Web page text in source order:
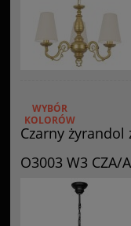
Czarny żyrandol
O3003 W3
WYBÓR
KOLORÓW